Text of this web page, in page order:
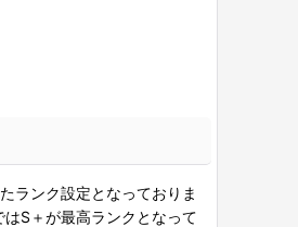
ランク設定となっておりま
S＋が最高ランクとなって